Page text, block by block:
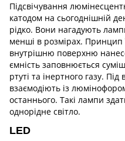
Підсвічування
катодом на сьогоднішній
рідко. Вони нагадують
менші в розмірах. Принцип
внутрішню поверхню
ємність заповнюється
ртуті та інертного газу.
взаємодіють із
останнього. Такі лампи
однорідне світло.
LED